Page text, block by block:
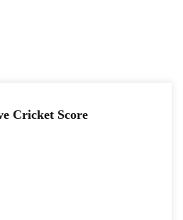
Cricket Score